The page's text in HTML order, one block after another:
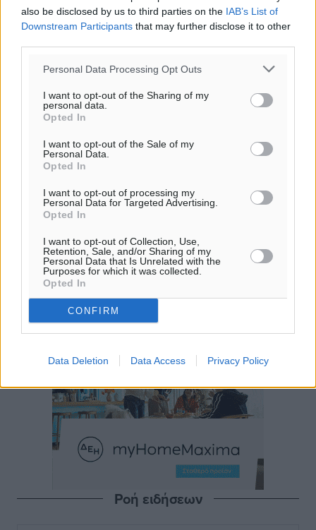
also be disclosed by us to third parties on the IAB’s List of
Downstream Participants that may further disclose it to other
Personal Data Processing Opt Outs
I want to opt-out of the Sharing of my
personal data.
Opted In
I want to opt-out of the Sale of my
Personal Data.
Opted In
I want to opt-out of processing my
Personal Data for Targeted Advertising.
Opted In
I want to opt-out of Collection, Use,
Retention, Sale, and/or Sharing of my
Personal Data that Is Unrelated with the
Purposes for which it was collected.
Opted In
CONFIRM
Data Deletion Data Access Privacy Policy
Ροή ειδήσεων